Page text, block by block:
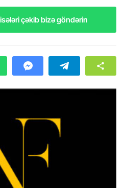
çəkib bizə göndərin